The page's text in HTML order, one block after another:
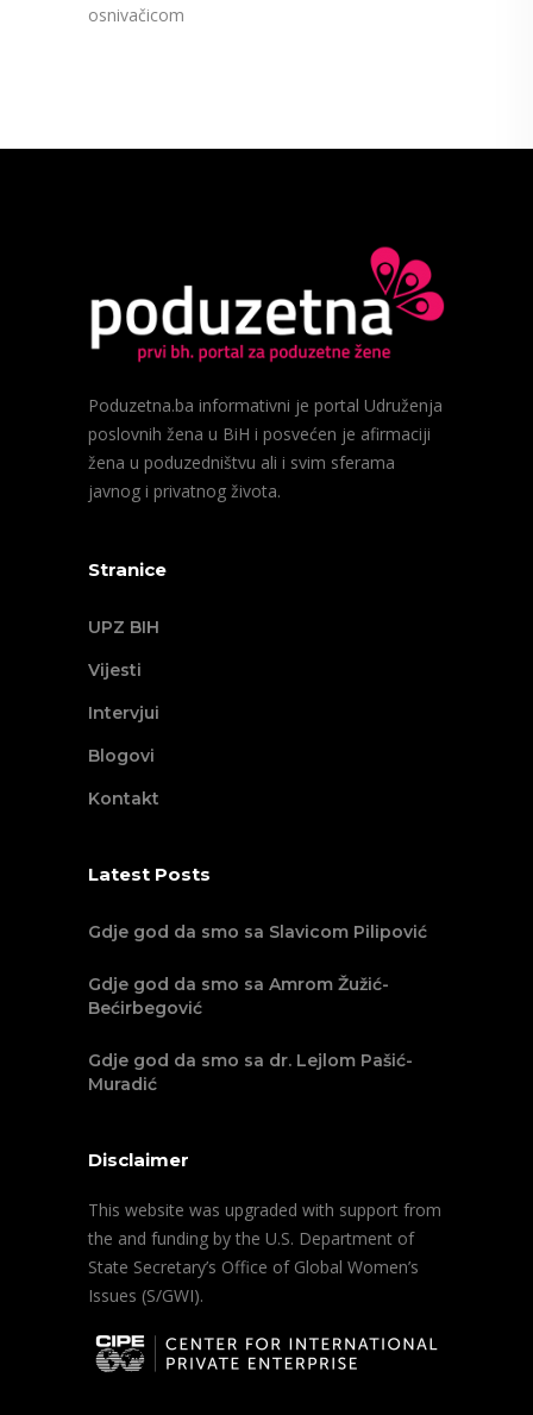
osnivačicom
Poduzetna.ba informativni je portal Udruženja
poslovnih žena u BiH i posvećen je afirmaciji
žena u poduzedništvu ali i svim sferama
javnog i privatnog života.
Stranice
UPZ BIH
Vijesti
Intervjui
Blogovi
Kontakt
Latest Posts
Gdje god da smo sa Slavicom Pilipović
Gdje god da smo sa Amrom Žužić-
Bećirbegović
Gdje god da smo sa dr. Lejlom Pašić-
Muradić
Disclaimer
This website was upgraded with support from
the and funding by the U.S. Department of
State Secretary’s Office of Global Women’s
Issues (S/GWI).